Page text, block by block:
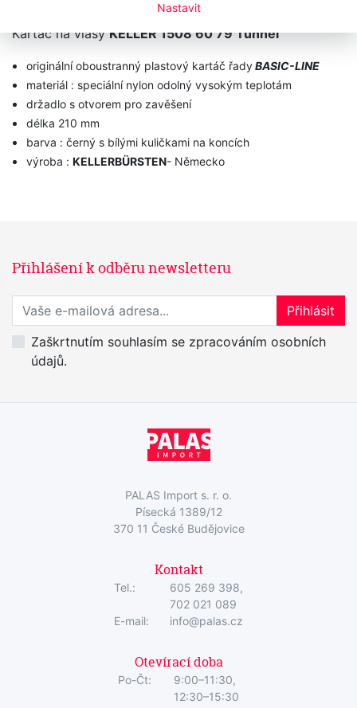
Nastavit
Kartáč na vlasyKELLER 1508 60 79 Tunnel
originální oboustranný plastový kartáč řadyBASIC-LINE
materiál : speciální nylon odolný vysokým teplotám
držadlo s otvorem pro zavěšení
délka 210 mm
barva : černý s bílými kuličkami na koncích
výroba : KELLERBÜRSTEN- Německo
Přihlášení k odběru newsletteru
Přihlaste se k odběru novinek
Přihlásit
Zaškrtnutím souhlasím se zpracováním osobních
údajů.
PALAS Import s. r. o.
Písecká 1389/12
370 11 České Budějovice
Kontakt
Tel.:
605 269 398,
702 021 089
E-mail:
info@palas.cz
Otevírací doba
Po-Čt:
9:00–11:30,
12:30–15:30